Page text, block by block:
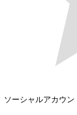
ソーシャルアカウ